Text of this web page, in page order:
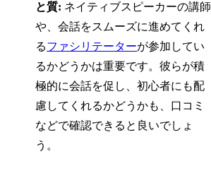
と質: ネイティブスピーカーの講師
や、会話をスムーズに進めてくれ
るファシリテーターが参加してい
るかどうかは重要です。彼らが積
極的に会話を促し、初心者にも配
慮してくれるかどうかも、口コミ
などで確認できると良いでしょ
う。